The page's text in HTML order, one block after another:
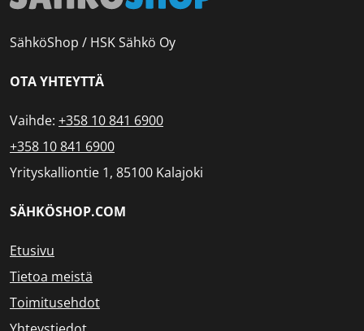
SähköShop / HSK Sähkö Oy
OTA YHTEYTTÄ
Vaihde: +358 10 841 6900
+358 10 841 6900
Yrityskalliontie 1, 85100 Kalajoki
SÄHKÖSHOP.COM
Etusivu
Tietoa meistä
Toimitusehdot